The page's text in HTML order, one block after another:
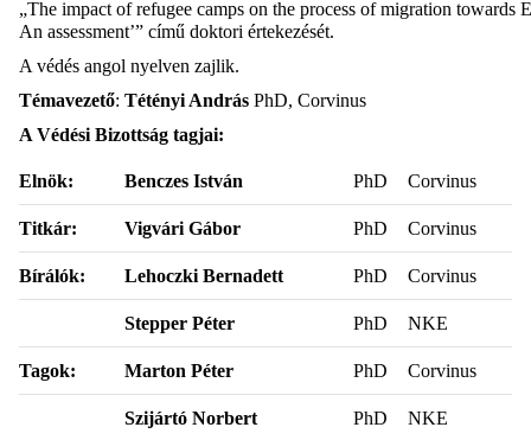
„The impact of refugee camps on the process of migration towards
An assessment’” című doktori értekezését.
A védés angol nyelven zajlik.
Témavezető: Tétényi András PhD, Corvinus
A Védési Bizottság tagjai:
Elnök: Benczes István PhD Corvinus
Titkár: Vigvári Gábor PhD Corvinus
Bírálók: Lehoczki Bernadett PhD Corvinus
Stepper Péter PhD NKE
Tagok: Marton Péter PhD Corvinus
Szijártó Norbert PhD NKE